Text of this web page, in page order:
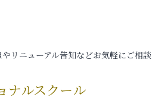
リニューアル告知などお気軽にご相
ナルスクール